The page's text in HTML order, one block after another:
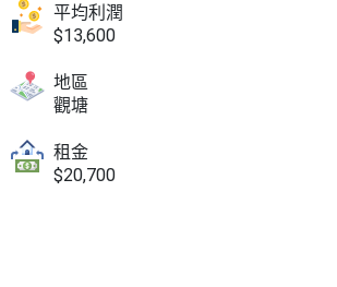
平均利潤
$13,600
地區
觀塘
租金
$20,700